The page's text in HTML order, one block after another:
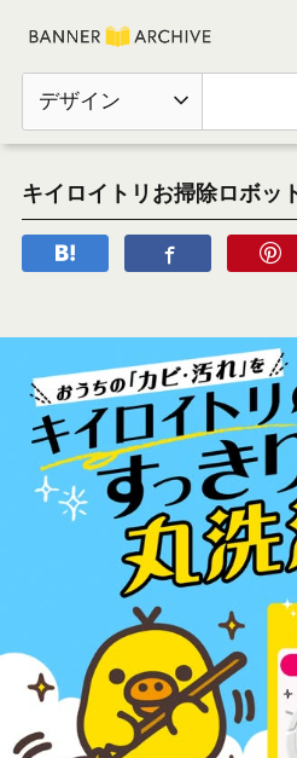
デザイン
キイロイトリお掃除ロボッ